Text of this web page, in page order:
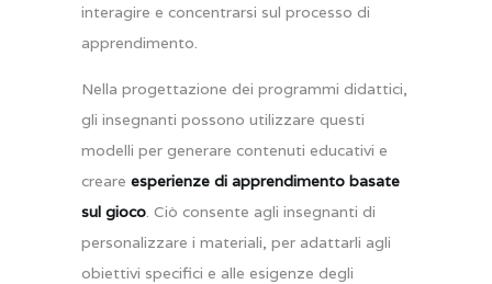
interagire e concentrarsi sul processo di
apprendimento.
Nella progettazione dei programmi didattici,
gli insegnanti possono utilizzare questi
modelli per generare contenuti educativi e
creare esperienze di apprendimento basate
sul gioco. Ciò consente agli insegnanti di
personalizzare i materiali, per adattarli agli
obiettivi specifici e alle esigenze degli